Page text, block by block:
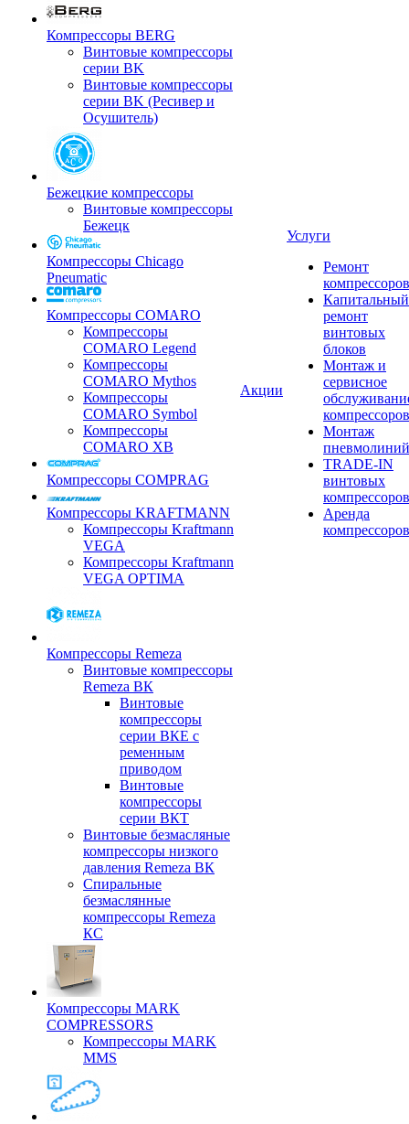
Компрессоры BERG
Винтовые компрессоры
серии BK
Винтовые компрессоры
серии BK (Ресивер и
Осушитель)
Бежецкие компрессоры
Винтовые компрессоры
Бежецк
Компрессоры Chicago
Pneumatic
Компрессоры COMARO
Компрессоры
COMARO Legend
Компрессоры
COMARO Mythos
Компрессоры
COMARO Symbol
Компрессоры
COMARO XB
Компрессоры COMPRAG
Компрессоры KRAFTMANN
Компрессоры Kraftmann
VEGA
Компрессоры Kraftmann
VEGA OPTIMA
Компрессоры Remeza
Винтовые компрессоры
Remeza ВК
Винтовые
компрессоры
серии ВКЕ с
ременным
приводом
Винтовые
компрессоры
серии ВКТ
Винтовые безмасляные
компрессоры низкого
давления Remeza ВК
Спиральные
безмаслянные
компрессоры Remeza
КС
Компрессоры MARK
COMPRESSORS
Компрессоры MARK
MMS
Акции
Услуги
Ремонт
компрессоров
Капитальный
ремонт
винтовых
блоков
Монтаж и
сервисное
компрессоров
Монтаж
пневмолиний
TRADE-IN
винтовых
компрессоров
Аренда
компрессоров